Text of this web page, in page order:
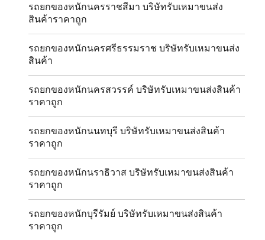
รถยกของหนักนครราชสีมา บริษัทรับเหมาขนส่ง
สินค้าราคาถูก
รถยกของหนักนครศรีธรรมราช บริษัทรับเหมาขนส่ง
สินค้า
รถยกของหนักนครสวรรค์ บริษัทรับเหมาขนส่งสินค้า
ราคาถูก
รถยกของหนักนนทบุรี บริษัทรับเหมาขนส่งสินค้า
ราคาถูก
รถยกของหนักนราธิวาส บริษัทรับเหมาขนส่งสินค้า
ราคาถูก
รถยกของหนักบุรีรัมย์ บริษัทรับเหมาขนส่งสินค้า
ราคาถูก